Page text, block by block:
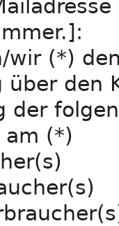
wir (*)
über den
der
am (*)